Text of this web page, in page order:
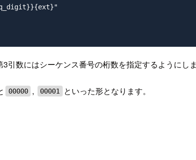
引数にはシーケンス番号の桁数を指定するようにし
00000 , 00001 といった形となります。